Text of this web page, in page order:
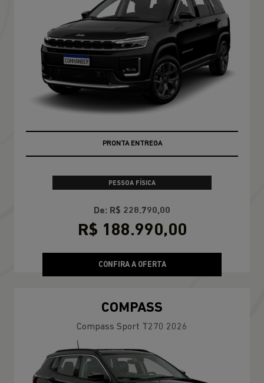
PRONTA ENTREGA
PESSOA FÍSICA
De: R$ 228.790,00
R$ 188.990,00
CONFIRA A OFERTA
COMPASS
Compass Sport T270 2026